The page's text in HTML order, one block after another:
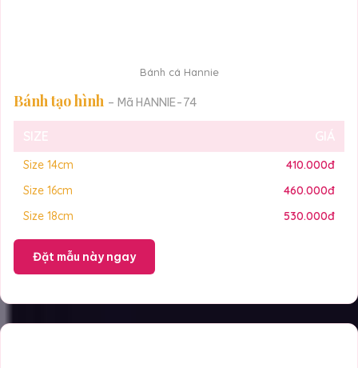
Bánh cá Hannie
Bánh tạo hình – Mã HANNIE-74
SIZE GIÁ
Size 14cm
410.000đ
Size 16cm
460.000đ
Size 18cm
530.000đ
Đặt mẫu này ngay